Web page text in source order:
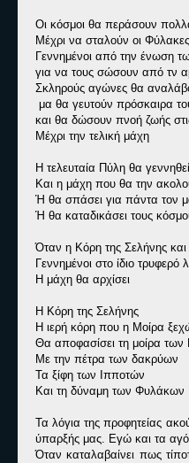
Οι κόσμοι θα περάσουν
Μέχρι να σταλούν οι Φύλακες
Γεννημένοι από την ένωση
για να τους σώσουν από τν
Σκληρούς αγώνες θα
μα θα γευτούν πρόσκαιρα
και θα δώσουν πνοή ζωής
Μέχρι την τελική μάχη
Η τελευταία Πύλη θα
Και η μάχη που θα την
Ή θα σπάσει για πάντα τον
Ή θα καταδικάσει τους
Όταν η Κόρη της Σελήνης και
Γεννημένοι στο ίδιο
Η μάχη θα αρχίσει
Η Κόρη της Σελήνης
Η ιερή κόρη που η Μοίρα
Θα αποφασίσει τη μοίρα
Με την πέτρα των δακρύων
Τα ξίφη των Ιπποτών
Και τη δύναμη των Φυλάκων
Τα λόγια της προφητείας
ύπαρξής μας. Εγώ και τα
Όταν καταλαβαίνει πως